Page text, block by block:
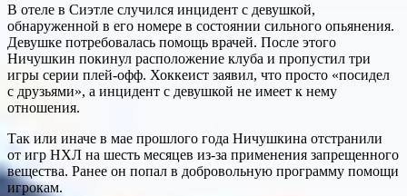
В отеле в Сиэтле случился инцидент с девушкой,
обнаруженной в его номере в состоянии сильного опьянения.
Девушке потребовалась помощь врачей. После этого
Ничушкин покинул расположение клуба и пропустил три
игры серии плей-офф. Хоккеист заявил, что просто «посидел
с друзьями», а инцидент с девушкой не имеет к нему
отношения.
Так или иначе в мае прошлого года Ничушкина отстранили
от игр НХЛ на шесть месяцев из-за применения запрещенного
вещества. Ранее он попал в добровольную программу помощи
игрокам.